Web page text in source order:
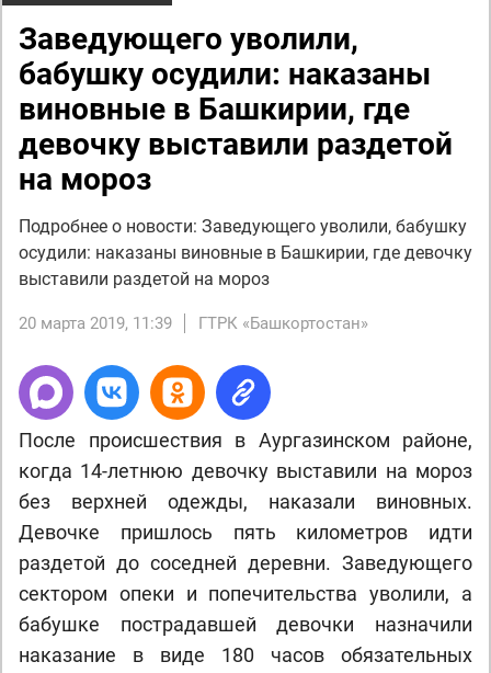
Заведующего уволили,
бабушку осудили: наказаны
виновные в Башкирии, где
девочку выставили раздетой
на мороз
Подробнее о новости: Заведующего уволили, бабушку
осудили: наказаны виновные в Башкирии, где девочку
выставили раздетой на мороз
20 марта 2019, 11:39 ГТРК «Башкортостан»
После происшествия в Аургазинском районе,
когда 14-летнюю девочку выставили на мороз
без верхней одежды, наказали виновных.
Девочке пришлось пять километров идти
раздетой до соседней деревни. Заведующего
сектором опеки и попечительства уволили, а
бабушке пострадавшей девочки назначили
наказание в виде 180 часов обязательных